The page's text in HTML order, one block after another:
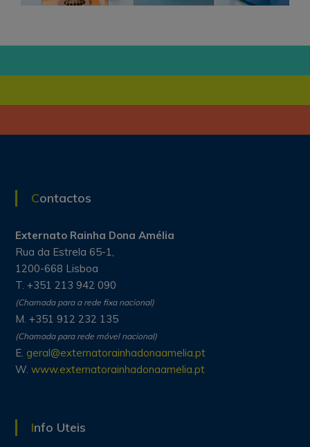
Contactos
Externato Rainha Dona Amélia
Rua da Estrela 65-1,
1200-668 Lisboa
T. +351 213 942 090
(Chamada para a rede fixa nacional)
M. +351 912 232 135
(Chamada para rede móvel nacional)
E. geral@externatorainhadonaamelia.pt
W. www.externatorainhadonaamelia.pt
Info Uteis